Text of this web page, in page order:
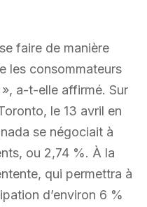
faire de manière
les consommateurs
a-t-elle affirmé. Sur
le 13 avril en
se négociait à
ou 2,74 %. À la
qui permettra à
d’environ 6 %